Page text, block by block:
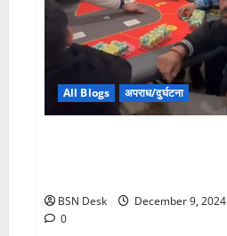
All Blogs अपराध/दुर्घटना
BSN Desk
December 9, 2024
0